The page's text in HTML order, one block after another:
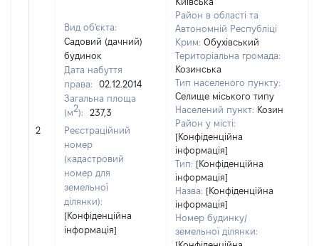
2
Вид об'єкта:
Садовий (дачний)
будинок
Дата набуття
права:
02.12.2014
Загальна площа
(м2):
237,3
Реєстраційний
номер
(кадастровий
номер для
земельної
ділянки):
[Конфіденційна
інформація]
Район в області та
Автономній Республіці
Крим: Обухівський
Територіальна громада:
Козинська
Тип населеного пункту:
Селище міського типу
Населений пункт: Козин
Район у місті:
[Конфіденційна
інформація]
Тип: [Конфіденційна
інформація]
Назва: [Конфіденційна
інформація]
Номер будинку/
земельної ділянки: